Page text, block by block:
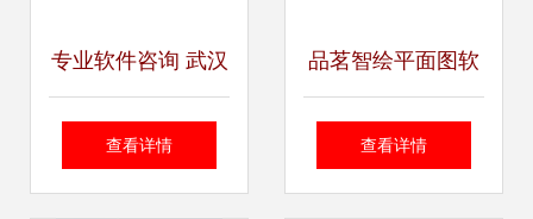
专业软件咨询 武汉
环球科技公司微信
查看详情
品茗智绘平面图软
件 智能设计与高效
查看详情